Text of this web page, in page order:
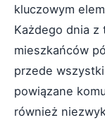
kluczowym
Każdego dnia z
mieszkańców
przede
powiązane
również